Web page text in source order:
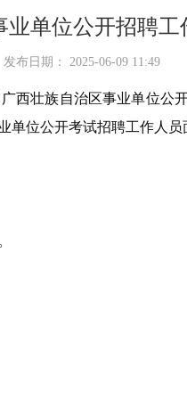
单位公开招聘
布日期： 2025-06-09 11:49
西壮族自治区事业单位公
单位公开考试招聘工作人